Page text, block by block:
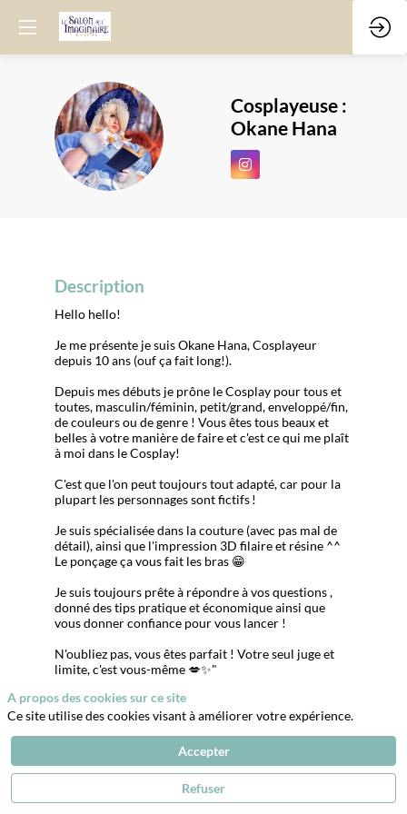
C:OH
Cosplayeuse :
Okane Hana
Description
Hello hello!
Je me présente je suis Okane Hana, Cosplayeur
depuis 10 ans (ouf ça fait long!).
Depuis mes débuts je prône le Cosplay pour tous et
toutes, masculin/féminin, petit/grand, enveloppé/fin,
de couleurs ou de genre ! Vous êtes tous beaux et
belles à votre manière de faire et c'est ce qui me plaît
à moi dans le Cosplay!
C'est que l'on peut toujours tout adapté, car pour la
plupart les personnages sont fictifs !
Je suis spécialisée dans la couture (avec pas mal de
détail), ainsi que l'impression 3D filaire et résine ^^
Le ponçage ça vous fait les bras 😁
Je suis toujours prête à répondre à vos questions ,
donné des tips pratique et économique ainsi que
vous donner confiance pour vous lancer !
N'oubliez pas, vous êtes parfait ! Votre seul juge et
A propos des cookies sur ce site
Ce site utilise des cookies visant à améliorer votre expérience.
Accepter
Refuser